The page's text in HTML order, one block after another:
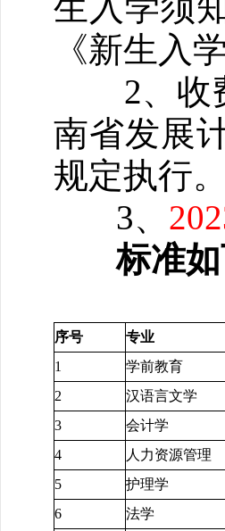
《新生入
2、收费
南省发展
规定执行。
3、
标准如
序号
专业
1
学前教育
2
汉语言文学
3
会计学
4
人力资源管理
5
护理学
6
法学